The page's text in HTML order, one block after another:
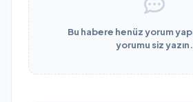
Bu habere henüz yorum
yorumu siz yazın.